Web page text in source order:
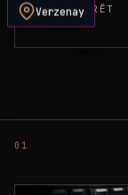
DEVIS PRÊT
Verzenay